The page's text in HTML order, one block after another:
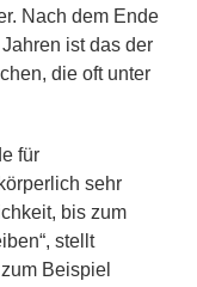
Nach dem Ende
ist das der
die oft unter
für
sehr
bis zum
stellt
Beispiel